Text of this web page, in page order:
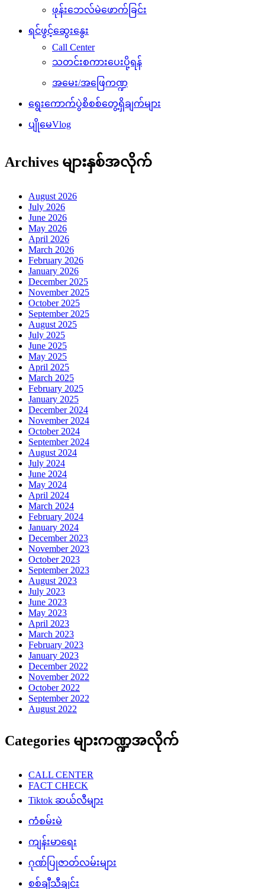
ဖုန်းဘေလ်မဲဖောက်ခြင်း
ရင်ဖွင့်ဆွေးနွေး
Call Center
သတင်းစကားပေးပို့ရန်
အမေး/အဖြေကဏ္ဍ
ရွေးကောက်ပွဲစိစစ်တွေ့ရှိချက်များ
ပျိုမေVlog
Archives များနှစ်အလိုက်
August 2026
July 2026
June 2026
May 2026
April 2026
March 2026
February 2026
January 2026
December 2025
November 2025
October 2025
September 2025
August 2025
July 2025
June 2025
May 2025
April 2025
March 2025
February 2025
January 2025
December 2024
November 2024
October 2024
September 2024
August 2024
July 2024
June 2024
May 2024
April 2024
March 2024
February 2024
January 2024
December 2023
November 2023
October 2023
September 2023
August 2023
July 2023
June 2023
May 2023
April 2023
March 2023
February 2023
January 2023
December 2022
November 2022
October 2022
September 2022
August 2022
Categories များကဏ္ဍအလိုက်
CALL CENTER
FACT CHECK
Tiktok ဆယ်လီများ
ကံစမ်းမဲ
ကျန်းမာရေး
ဂုဏ်ပြုဇာတ်လမ်းများ
စစ်ချီသီချင်း